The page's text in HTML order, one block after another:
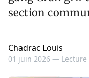
section
Chadrac Louis
01 juin 2026 —